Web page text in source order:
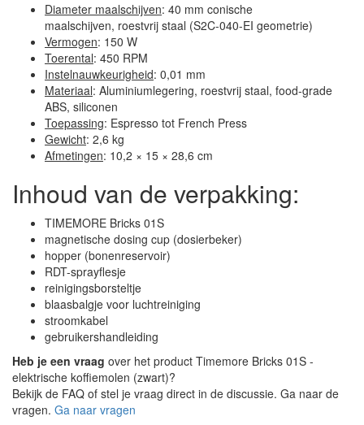
Diameter maalschijven: 40 mm conische
maalschijven, roestvrij staal (S2C-040-EI geometrie)
Vermogen: 150 W
Toerental: 450 RPM
Instelnauwkeurigheid: 0,01 mm
Materiaal: Aluminiumlegering, roestvrij staal, food-grade
ABS, siliconen
Toepassing: Espresso tot French Press
Gewicht: 2,6 kg
Afmetingen: 10,2 × 15 × 28,6 cm
Inhoud van de verpakking:
TIMEMORE Bricks 01S
magnetische dosing cup (dosierbeker)
hopper (bonenreservoir)
RDT-sprayflesje
reinigingsborsteltje
blaasbalgje voor luchtreiniging
stroomkabel
gebruikershandleiding
Heb je een vraag over het product Timemore Bricks 01S -
elektrische koffiemolen (zwart)?
Bekijk de FAQ of stel je vraag direct in de discussie. Ga naar de
vragen. Ga naar vragen